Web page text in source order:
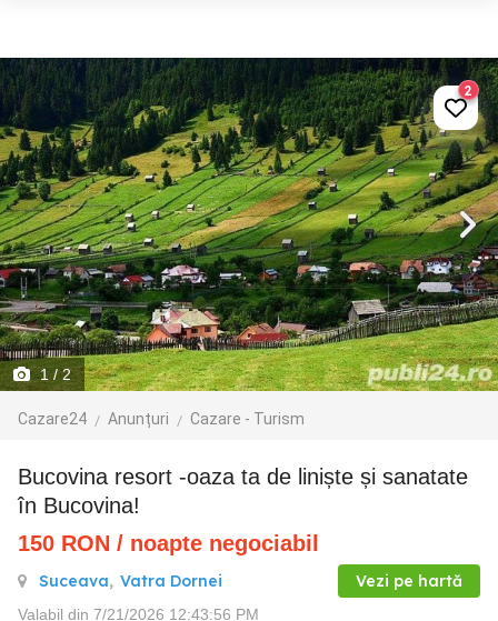
1 / 2
Cazare24 Anunțuri Cazare - Turism
2
Bucovina resort -oaza ta de liniște și sanatate
în Bucovina!
150 RON / noapte negociabil
Suceava, Vatra Dornei Vezi pe hartă
Valabil din 7/21/2026 12:43:56 PM